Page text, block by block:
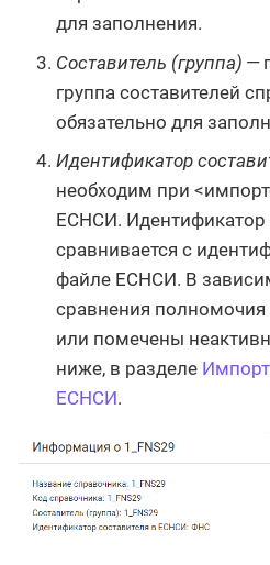
для заполнения.
Составитель (группа) —
группа составителей
обязательно для
Идентификатор
необходим при
ЕСНСИ. Идентификатор
сравнивается с
файле ЕСНСИ. В
сравнения
или помечены
ниже, в разделе
ЕСНСИ.